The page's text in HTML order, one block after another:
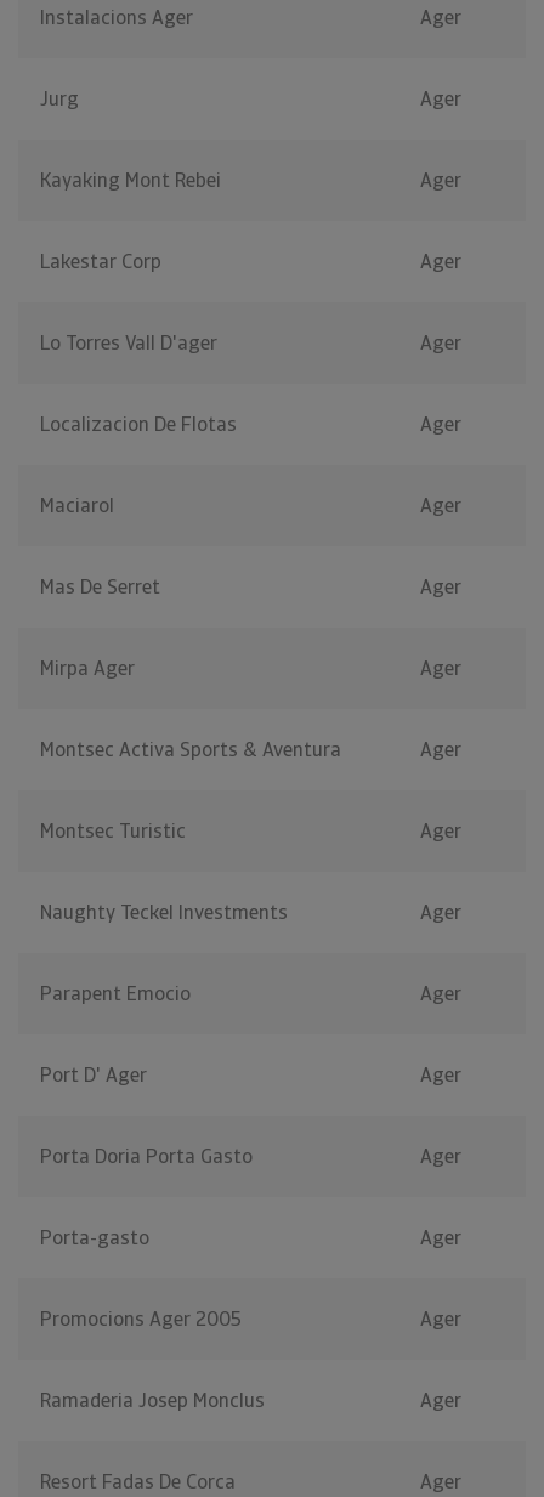
Instalacions Ager Ager
Jurg Ager
Kayaking Mont Rebei Ager
Lakestar Corp Ager
Lo Torres Vall D'ager Ager
Localizacion De Flotas Ager
Maciarol Ager
Mas De Serret Ager
Mirpa Ager Ager
Montsec Activa Sports & Aventura Ager
Montsec Turistic Ager
Naughty Teckel Investments Ager
Parapent Emocio Ager
Port D' Ager Ager
Porta Doria Porta Gasto Ager
Porta-gasto Ager
Promocions Ager 2005 Ager
Ramaderia Josep Monclus Ager
Resort Fadas De Corca Ager